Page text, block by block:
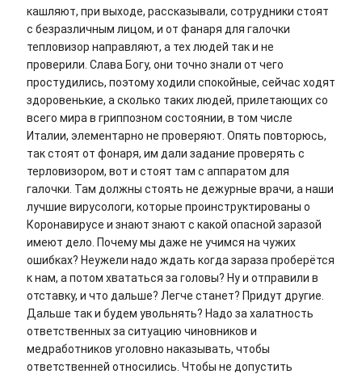
кашляют, при выходе, рассказывали, сотрудники стоят
с безразличным лицом, и от фанаря для галочки
тепловизор направляют, а тех людей так и не
проверили. Слава Богу, они точно знали от чего
простудились, поэтому ходили спокойные, сейчас ходят
здоровенькие, а сколько таких людей, прилетающих со
всего мира в гриппозном состоянии, в том числе
Италии, элементарно не проверяют. Опять повторюсь,
так стоят от фонаря, им дали задание проверять с
терловизором, вот и стоят там с аппаратом для
галочки. Там должны стоять не дежурные врачи, а наши
лучшие вирусологи, которые проинструктированы о
Коронавирусе и знают знают с какой опасной заразой
имеют дело. Почему мы даже не учимся на чужих
ошибках? Неужели надо ждать когда зараза проберётся
к нам, а потом хвататься за головы? Ну и отправили в
отставку, и что дальше? Легче станет? Придут другие.
Дальше так и будем увольнять? Надо за халатность
ответственных за ситуацию чиновников и
медработников уголовно наказывать, чтобы
ответственней относились. Чтобы не допустить